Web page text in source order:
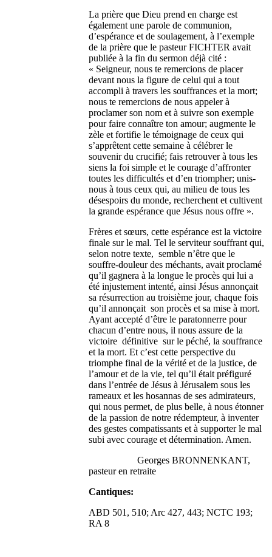
La prière que Dieu prend en charge est
également une parole de communion,
d’espérance et de soulagement, à l’exemple
de la prière que le pasteur FICHTER avait
publiée à la fin du sermon déjà cité :
« Seigneur, nous te remercions de placer
devant nous la figure de celui qui a tout
accompli à travers les souffrances et la mort;
nous te remercions de nous appeler à
proclamer son nom et à suivre son exemple
pour faire connaître ton amour; augmente le
zèle et fortifie le témoignage de ceux qui
s’apprêtent cette semaine à célébrer le
souvenir du crucifié; fais retrouver à tous les
siens la foi simple et le courage d’affronter
toutes les difficultés et d’en triompher; unis-
nous à tous ceux qui, au milieu de tous les
désespoirs du monde, recherchent et cultivent
la grande espérance que Jésus nous offre ».
Frères et sœurs, cette espérance est la victoire
finale sur le mal. Tel le serviteur souffrant qui,
selon notre texte, semble n’être que le
souffre-douleur des méchants, avait proclamé
qu’il gagnera à la longue le procès qui lui a
été injustement intenté, ainsi Jésus annonçait
sa résurrection au troisième jour, chaque fois
qu’il annonçait son procès et sa mise à mort.
Ayant accepté d’être le paratonnerre pour
chacun d’entre nous, il nous assure de la
victoire définitive sur le péché, la souffrance
et la mort. Et c’est cette perspective du
triomphe final de la vérité et de la justice, de
l’amour et de la vie, tel qu’il était préfiguré
dans l’entrée de Jésus à Jérusalem sous les
rameaux et les hosannas de ses admirateurs,
qui nous permet, de plus belle, à nous étonner
de la passion de notre rédempteur, à inventer
des gestes compatissants et à supporter le mal
subi avec courage et détermination. Amen.
Georges BRONNENKANT,
pasteur en retraite
Cantiques:
ABD 501, 510; Arc 427, 443; NCTC 193;
RA 8